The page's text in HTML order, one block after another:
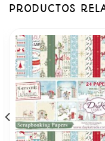
PRODUCTOS